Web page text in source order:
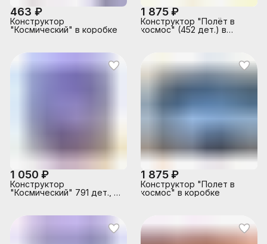
463 ₽
Конструктор
"Космический" в коробке
1 875 ₽
Конструктор "Полёт в
космос" (452 дет.) в
1 050 ₽
Конструктор
"Космический" 791 дет., в
1 875 ₽
Конструктор "Полет в
космос" в коробке